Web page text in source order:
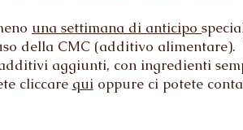
una settimana di anticipo
della CMC (additivo
aggiunti, con ingredienti
cliccare quioppure ci potete